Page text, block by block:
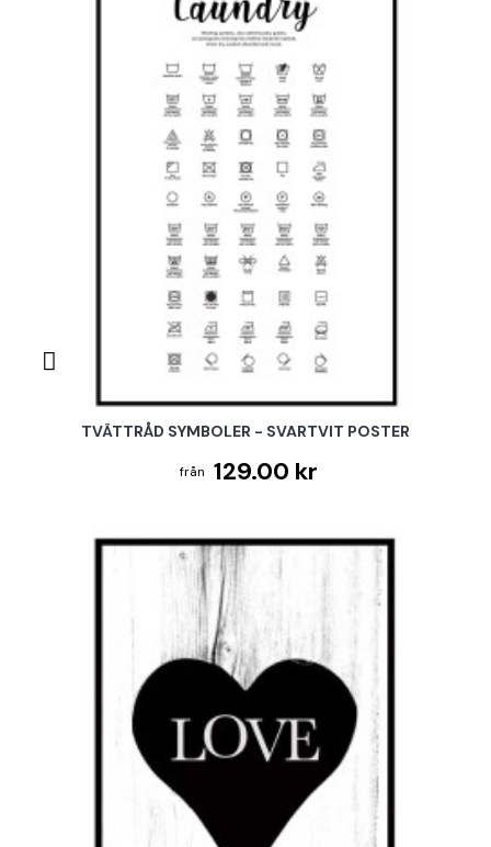
TVÄTTRÅD SYMBOLER - SVARTVIT POSTER
129.00 kr